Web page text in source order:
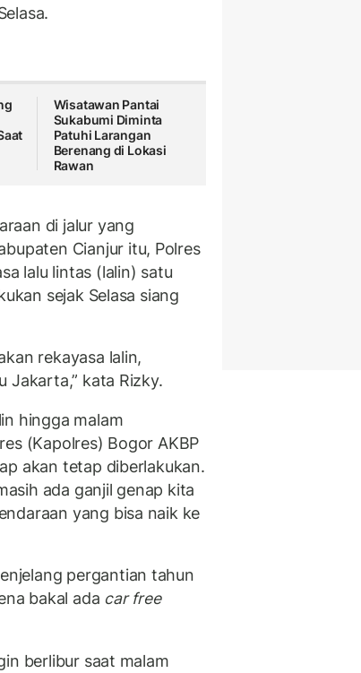
Wisatawan Pantai
Sukabumi Diminta
Patuhi Larangan
Berenang di Lokasi
Rawan
di jalur yang
Cianjur itu, Polres
lalu lintas (lalin) satu
sejak Selasa siang
rekayasa lalin,
Jakarta,” kata Rizky.
hingga malam
(Kapolres) Bogor AKBP
akan tetap diberlakukan.
ada ganjil genap kita
yang bisa naik ke
pergantian tahun
bakal ada car free
berlibur saat malam